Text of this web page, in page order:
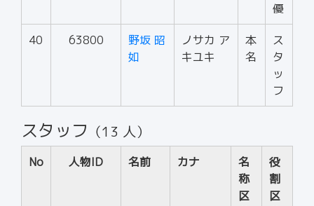
優
40 63800
野坂 昭
如
ノサカ ア
キユキ
本
名
ス
タ
ッ
フ
スタッフ （13 人）
No 人物ID 名前 カナ
名
称
区
役
割
区